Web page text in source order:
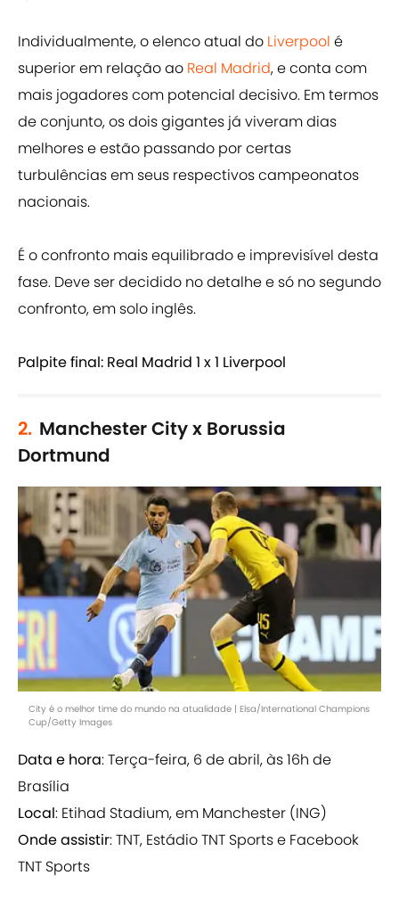
Individualmente, o elenco atual do Liverpool é
superior em relação ao Real Madrid, e conta com
mais jogadores com potencial decisivo. Em termos
de conjunto, os dois gigantes já viveram dias
melhores e estão passando por certas
turbulências em seus respectivos campeonatos
nacionais.
É o confronto mais equilibrado e imprevisível desta
fase. Deve ser decidido no detalhe e só no segundo
confronto, em solo inglês.
Palpite final: Real Madrid 1 x 1 Liverpool
2. Manchester City x Borussia
Dortmund
City é o melhor time do mundo na atualidade | Elsa/International Champions
Cup/Getty Images
Data e hora: Terça-feira, 6 de abril, às 16h de
Brasília
Local: Etihad Stadium, em Manchester (ING)
Onde assistir: TNT, Estádio TNT Sports e Facebook
TNT Sports